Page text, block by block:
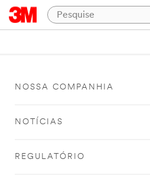
NOSSA COMPANHIA
NOTÍCIAS
REGULATÓRIO